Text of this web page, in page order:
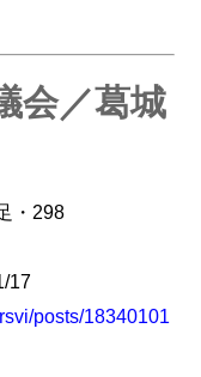
会／葛城
・298
17
posts/18340101